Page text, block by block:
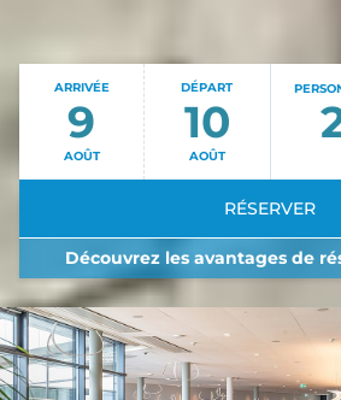
ARRIVÉE
9
AOÛT
DÉPART
10
AOÛT
RÉSERVER
Découvrez les avantages de